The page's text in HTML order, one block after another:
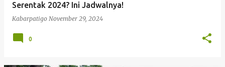
Serentak 2024? Ini Jadwalnya!
Kabarpatigo November 29, 2024
0